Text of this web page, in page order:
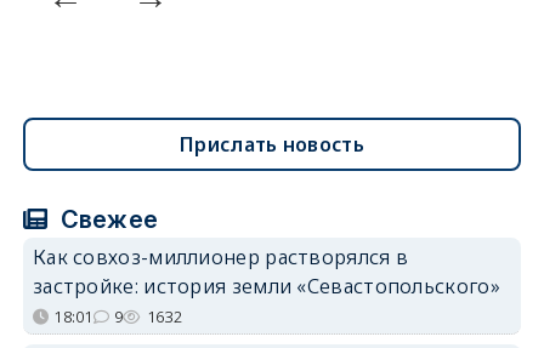
Прислать новость
Свежее
Как совхоз-миллионер растворялся в
застройке: история земли «Севастопольского»
18:01 9 1632